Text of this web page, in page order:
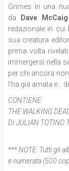
Grimes in una
da
Dave McCaig
redazionale in cui
sua creatura
prima volta
immergersi nella
per chi ancora
l’ha già amata e...
CONTIENE:
THE WALKING
DI JULIAN TOTINO
*** NOTE: Tutti gli
e numerata (500